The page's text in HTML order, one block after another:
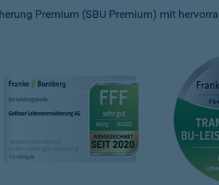
Premium (SBU Premium) mit